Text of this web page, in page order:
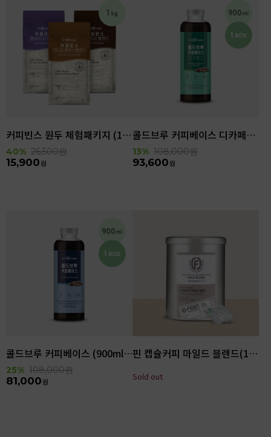
커피빈스 원두 체험패키지 (1kg)
40% 26,500원
15,900원
콜드브루 커피베이스 디카페인 (900ml x 6ea)
13% 108,000원
93,600원
콜드브루 커피베이스 (900ml x 6ea)
25% 108,000원
81,000원
핀 캡슐커피 마일드 블렌드(100입)
Sold out